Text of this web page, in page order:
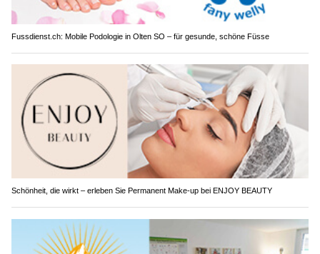
Fussdienst.ch: Mobile Podologie in Olten SO – für gesunde, schöne Füsse
Schönheit, die wirkt – erleben Sie Permanent Make-up bei ENJOY BEAUTY